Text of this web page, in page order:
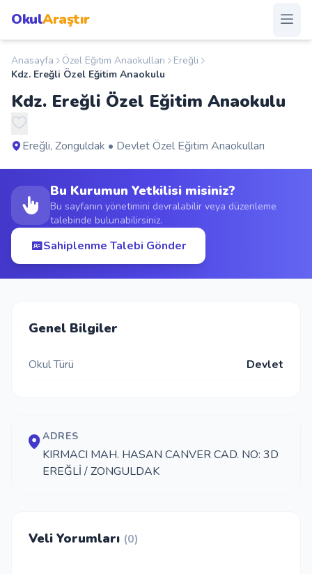
OkulAraştır
Anasayfa
Okullar
Şehirler
Kampanyalar
Duyurular
S.S.S.
Okul Ekle
Anasayfa Özel Eğitim Anaokulları
Ereğli
Kdz. Ereğli Özel Eğitim Anaokulu
Kdz. Ereğli Özel Eğitim Anaokulu
Ereğli, Zonguldak • Devlet Özel Eğitim Anaokulları
Bu Kurumun Yetkilisi misiniz?
Bu sayfanın yönetimini devralabilir veya düzenleme
talebinde bulunabilirsiniz.
Sahiplenme Talebi Gönder
Genel Bilgiler
Okul Türü Devlet
ADRES
KIRMACI MAH. HASAN CANVER CAD. NO: 3D
EREĞLİ / ZONGULDAK
Veli Yorumları (0)